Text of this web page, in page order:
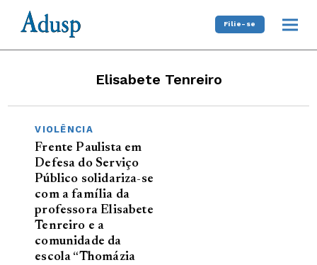
Filie-se
Elisabete Tenreiro
VIOLÊNCIA
Frente Paulista em
Defesa do Serviço
Público solidariza-se
com a família da
professora Elisabete
Tenreiro e a
comunidade da
escola “Thomázia